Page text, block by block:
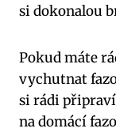
si dokonalou
Pokud máte
vychutnat
si rádi
na domácí